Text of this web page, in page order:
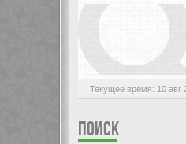
Текущее время: 10 авг
ПОИСК